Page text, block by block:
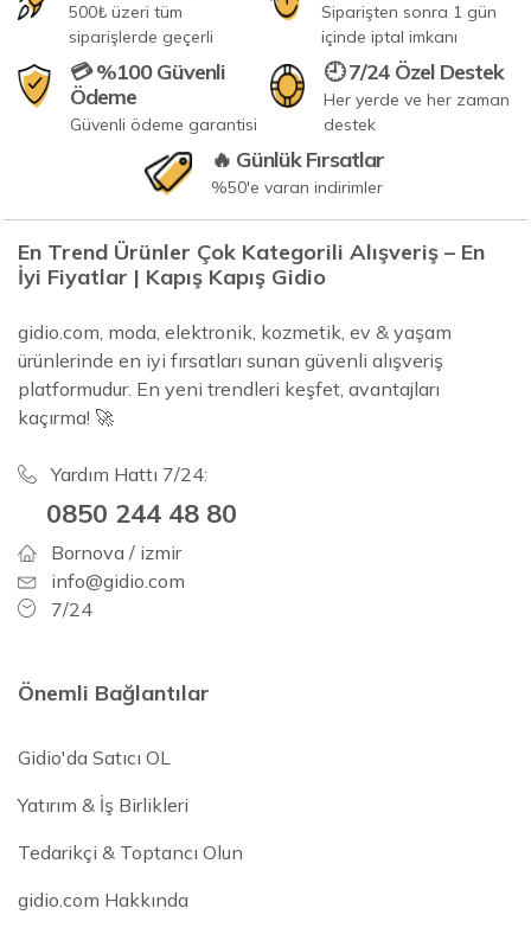
500₺ üzeri tüm
siparişlerde geçerli
Siparişten sonra 1 gün
içinde iptal imkanı
💳 %100 Güvenli
Ödeme
Güvenli ödeme garantisi
🕘 7/24 Özel Destek
Her yerde ve her zaman
destek
🔥 Günlük Fırsatlar
%50'e varan indirimler
En Trend Ürünler Çok Kategorili Alışveriş – En
İyi Fiyatlar | Kapış Kapış Gidio
gidio.com, moda, elektronik, kozmetik, ev & yaşam
ürünlerinde en iyi fırsatları sunan güvenli alışveriş
platformudur. En yeni trendleri keşfet, avantajları
kaçırma! 🚀
Yardım Hattı 7/24:
0850 244 48 80
Bornova / izmir
info@gidio.com
7/24
Önemli Bağlantılar
Gidio'da Satıcı OL
Yatırım & İş Birlikleri
Tedarikçi & Toptancı Olun
gidio.com Hakkında